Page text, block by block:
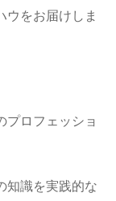
ウをお届けしま
プロフェッショ
知識を実践的な